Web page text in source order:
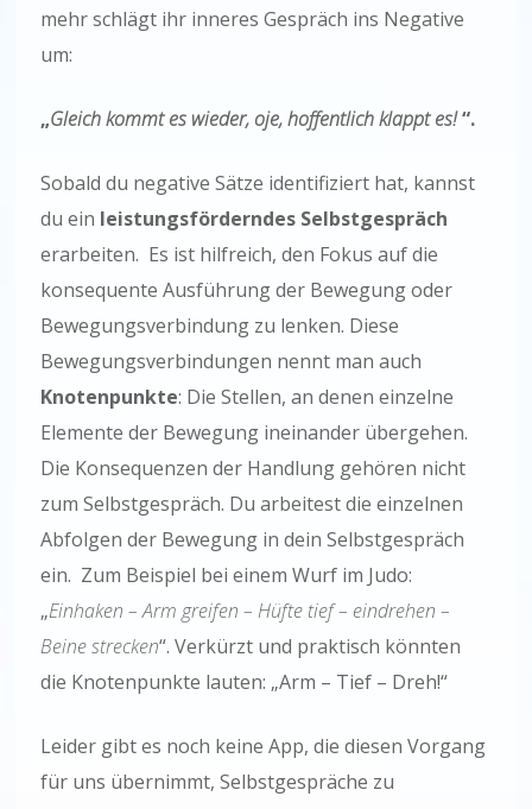
mehr schlägt ihr inneres Gespräch ins Negative
um:
„Gleich kommt es wieder, oje, hoffentlich klappt es!“.
Sobald du negative Sätze identifiziert hat, kannst
du ein leistungsförderndes Selbstgespräch
erarbeiten. Es ist hilfreich, den Fokus auf die
konsequente Ausführung der Bewegung oder
Bewegungsverbindung zu lenken. Diese
Bewegungsverbindungen nennt man auch
Knotenpunkte: Die Stellen, an denen einzelne
Elemente der Bewegung ineinander übergehen.
Die Konsequenzen der Handlung gehören nicht
zum Selbstgespräch. Du arbeitest die einzelnen
Abfolgen der Bewegung in dein Selbstgespräch
ein. Zum Beispiel bei einem Wurf im Judo:
„Einhaken – Arm greifen – Hüfte tief – eindrehen –
Beine strecken“. Verkürzt und praktisch könnten
die Knotenpunkte lauten: „Arm – Tief – Dreh!“
Leider gibt es noch keine App, die diesen Vorgang
für uns übernimmt, Selbstgespräche zu